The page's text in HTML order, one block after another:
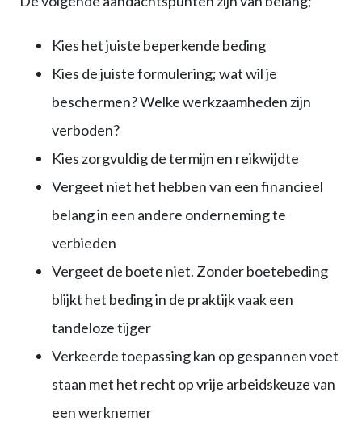
Kies het juiste beperkende beding
Kies de juiste formulering; wat wil je
beschermen? Welke werkzaamheden zijn
verboden?
Kies zorgvuldig de termijn en reikwijdte
Vergeet niet het hebben van een financieel
belang in een andere onderneming te
verbieden
Vergeet de boete niet. Zonder boetebeding
blijkt het beding in de praktijk vaak een
tandeloze tijger
Verkeerde toepassing kan op gespannen voet
staan met het recht op vrije arbeidskeuze van
een werknemer